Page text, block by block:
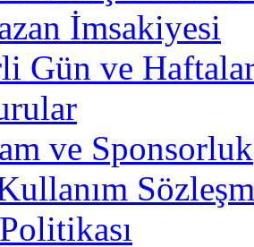
İmsakiyesi
Gün ve
ve Sponsorluk